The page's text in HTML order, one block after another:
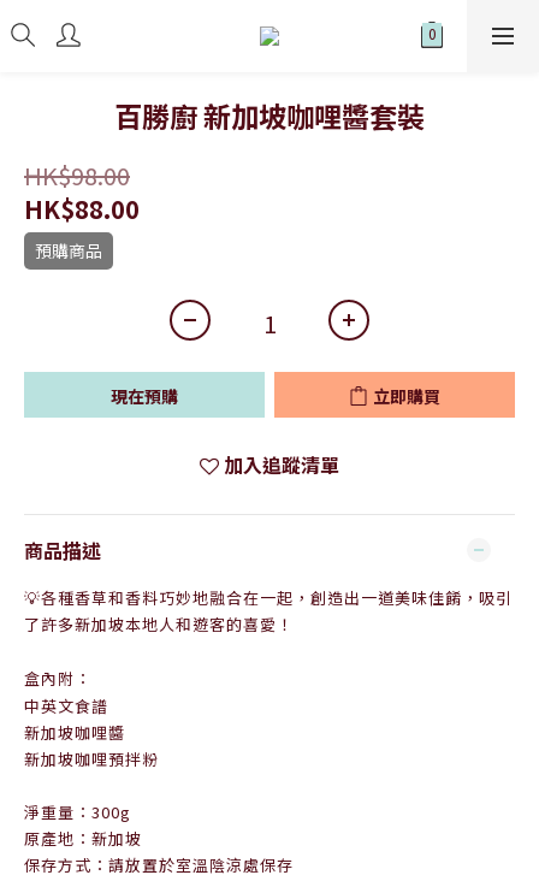
百勝廚 新加坡咖哩醬套裝
HK$98.00
HK$88.00
預購商品
現在預購 立即購買
加入追蹤清單
商品描述
💡各種香草和香料巧妙地融合在一起，創造出一道美味佳餚，吸引
了許多新加坡本地人和遊客的喜愛！
盒內附：
中英文食譜
新加坡咖哩醬
新加坡咖哩預拌粉
淨重量：300g
原產地：新加坡
保存方式：請放置於室溫陰涼處保存